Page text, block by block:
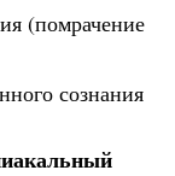
(помрачение
сознания